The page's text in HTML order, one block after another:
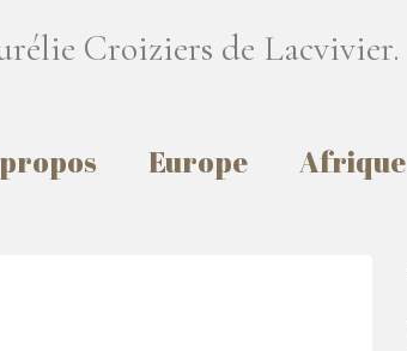
Croiziers de Lacvivier.
Europe Afrique